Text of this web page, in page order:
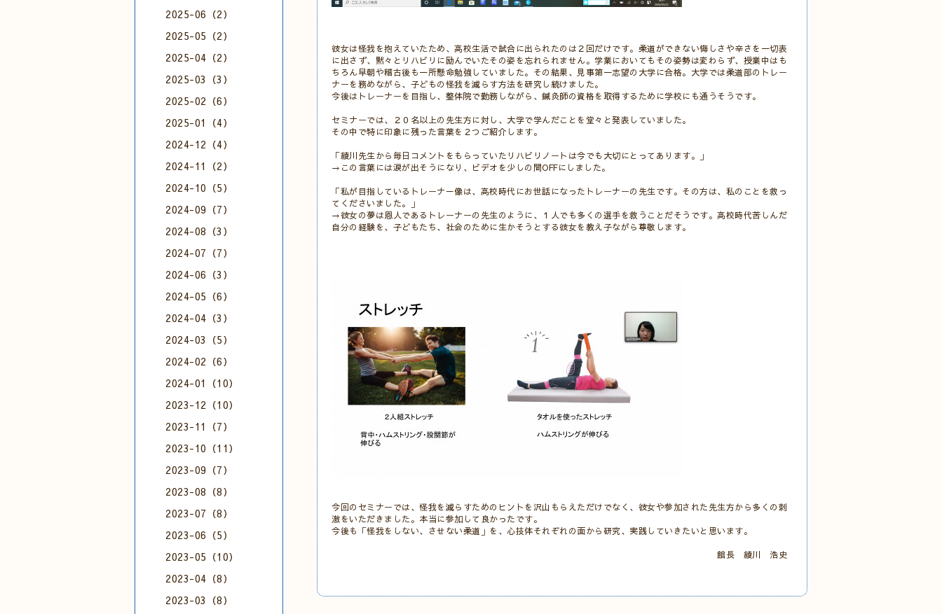
彼女は怪我を抱えていたため、高校生活で試合に出られたのは２回だけです。柔道ができない悔しさや辛さを一切表
に出さず、黙々とリハビリに励んでいたその姿を忘れられません。学業においてもその姿勢は変わらず、授業中はも
ちろん早朝や稽古後も一所懸命勉強していました。その結果、見事第一志望の大学に合格。大学では柔道部のトレー
ナーを務めながら、子どもの怪我を減らす方法を研究し続けました。
今後はトレーナーを目指し、整体院で勤務しながら、鍼灸師の資格を取得するために学校にも通うそうです。
セミナーでは、２０名以上の先生方に対し、大学で学んだことを堂々と発表していました。
その中で特に印象に残った言葉を２つご紹介します。
「綾川先生から毎日コメントをもらっていたリハビリノートは今でも大切にとってあります。」
→この言葉には涙が出そうになり、ビデオを少しの間OFFにしました。
「私が目指しているトレーナ－像は、高校時代にお世話になったトレーナーの先生です。その方は、私のことを救っ
てくださいました。」
→彼女の夢は恩人であるトレーナーの先生のように、１人でも多くの選手を救うことだそうです。高校時代苦しんだ
自分の経験を、子どもたち、社会のために生かそうとする彼女を教え子ながら尊敬します。
今回のセミナーでは、怪我を減らすためのヒントを沢山もらえただけでなく、彼女や参加された先生方から多くの刺
激をいただきました。本当に参加して良かったです。
今後も「怪我をしない、させない柔道」を、心技体それぞれの面から研究、実践していきたいと思います。
館長 綾川 浩史
2025-06（2）
2025-05（2）
2025-04（2）
2025-03（3）
2025-02（6）
2025-01（4）
2024-12（4）
2024-11（2）
2024-10（5）
2024-09（7）
2024-08（3）
2024-07（7）
2024-06（3）
2024-05（6）
2024-04（3）
2024-03（5）
2024-02（6）
2024-01（10）
2023-12（10）
2023-11（7）
2023-10（11）
2023-09（7）
2023-08（8）
2023-07（8）
2023-06（5）
2023-05（10）
2023-04（8）
2023-03（8）